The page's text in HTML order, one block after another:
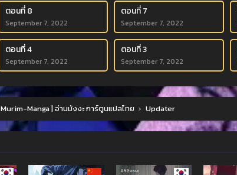
ตอนที่ 8
September 7, 2022
ตอนที่ 7
September 7, 2022
ตอนที่ 4
September 7, 2022
ตอนที่ 3
September 7, 2022
Murim-Manga | อ่านมังงะ การ์ตูนแปลไทย › Updater